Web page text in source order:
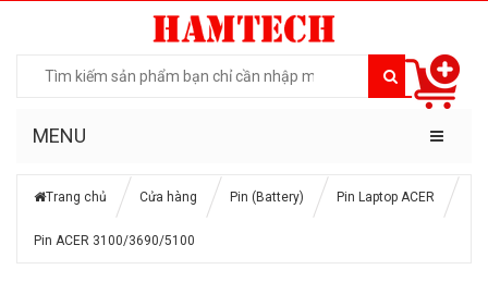
MENU
Trang chủ Cửa hàng Pin (Battery) Pin Laptop ACER
Pin ACER 3100/3690/5100